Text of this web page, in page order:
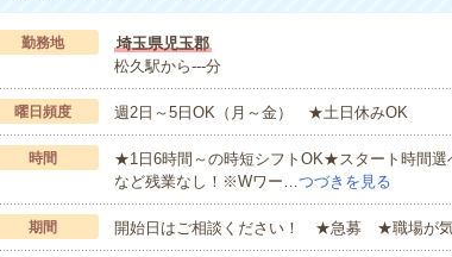
勤務地
埼玉県児玉郡
松久駅から---分
曜日頻度 週2日～5日OK（月～金） ★土日休みOK
時間
★1日6時間～の時短シフトOK★スタート時間選
など残業なし！※Wワー…つづきを見る
期間 開始日はご相談ください！ ★急募 ★職場が気